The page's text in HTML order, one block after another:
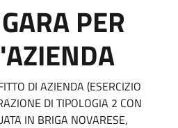
PER
DI AZIENDA (ESERCIZIO
DI TIPOLOGIA 2 CON
IN BRIGA NOVARESE,